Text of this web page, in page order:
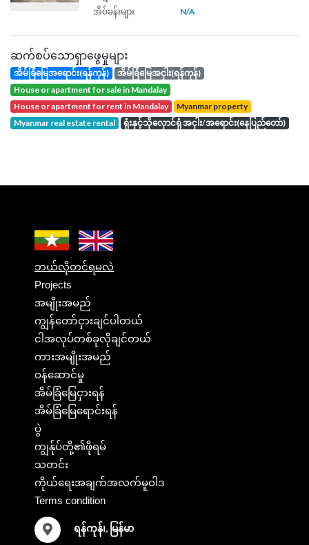
အိပ်ခန်းများ
N/A
ဆက်စပ်သောရှာဖွေမှုများ
အိမ်ခြံမြေအရောင်း(ရန်ကုန်)
အိမ်ခြံမြေအငှါး(ရန်ကုန်)
house or apartment for sale in Mandalay
house or apartment for rent in Mandalay
Myanmar property
Myanmar real estate rental
ရုံးနှင့်သိုလှောင်ရုံ အငှါး/အရောင်း(နေပြည်တော်)
ဘယ်လိုတင်ရမလဲ
Projects
အမျိုးအမည်
ကျွန်တော်ငှားချင်ပါတယ်
ငါအလုပ်တစ်ခုလိုချင်တယ်
ကားအမျိုးအမည်
ဝန်ဆောင်မှု
အိမ်ခြံမြေငှားရန်
အိမ်ခြံမြေရောင်းရန်
ပွဲ
ကျွန်ုပ်တို့၏ဖိုရမ်
သတင်း
ကိုယ်ရေးအချက်အလက်မူဝါဒ
Terms condition
ရန်ကုန်၊, မြန်မာ